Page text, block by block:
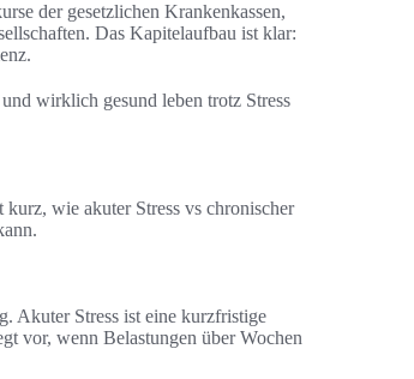
der gesetzlichen Krankenkassen,
Das Kapitelaufbau ist klar:
wirklich gesund leben trotz Stress
wie akuter Stress vs chronischer
Akuter Stress ist eine kurzfristige
vor, wenn Belastungen über Wochen